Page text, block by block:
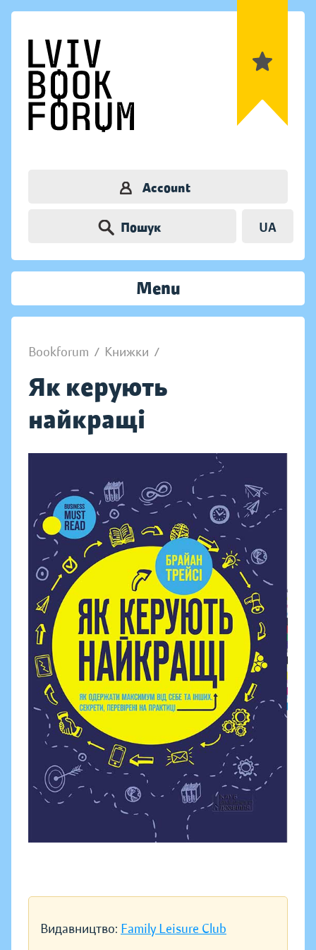
Account
Пошук UA
Menu
Bookforum / Книжки /
Як керують
найкращі
Видавництво: Family Leisure Club